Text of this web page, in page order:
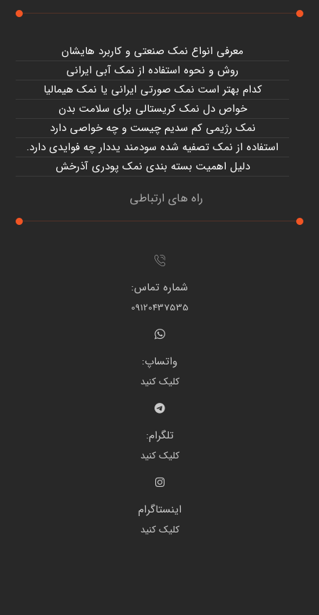
معرفی انواع نمک صنعتی و کاربرد هایشان
روش و نحوه استفاده از نمک آبی ایرانی
کدام بهتر است نمک صورتی ایرانی یا نمک هیمالیا
خواص دل نمک کریستالی برای سلامت بدن
نمک رژیمی کم سدیم چیست و چه خواصی دارد
استفاده از نمک تصفیه شده سودمند یددار چه فوایدی دارد.
دلیل اهمیت بسته بندی نمک پودری آذرخش
راه های ارتباطی
شماره تماس:
09120437535
واتساپ:
کلیک کنید
تلگرام:
کلیک کنید
اینستاگرام
کلیک کنید